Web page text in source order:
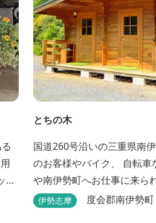
チ
とちの木
国道260号沿いの三重県南
のお客様やバイク、 自転
や南伊勢町へお仕事に来ら
テージです。 ログコテージ
伊勢志摩 度会郡南伊勢町